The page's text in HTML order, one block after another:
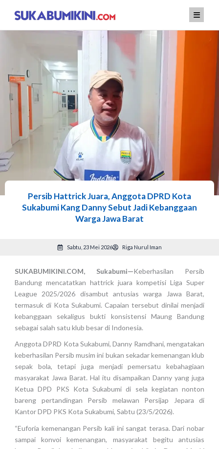
konten
Persib Hattrick Juara, Anggota DPRD Kota
Sukabumi Kang Danny Sebut Jadi Kebanggaan
Warga Jawa Barat
Sabtu, 23 Mei 2026 Riga Nurul Iman
SUKABUMIKINI.COM, Sukabumi—Keberhasilan Persib
Bandung mencatatkan hattrick juara kompetisi Liga Super
League 2025/2026 disambut antusias warga Jawa Barat,
termasuk di Kota Sukabumi. Capaian tersebut dinilai menjadi
kebanggaan sekaligus bukti konsistensi Maung Bandung
sebagai salah satu klub besar di Indonesia.
Anggota DPRD Kota Sukabumi, Danny Ramdhani, mengatakan
keberhasilan Persib musim ini bukan sekadar kemenangan klub
sepak bola, tetapi juga menjadi pemersatu kebahagiaan
masyarakat Jawa Barat. Hal itu disampaikan Danny yang juga
Ketua DPD PKS Kota Sukabumi di sela kegiatan nonton
bareng pertandingan Persib melawan Persijap Jepara di
Kantor DPD PKS Kota Sukabumi, Sabtu (23/5/2026).
“Euforia kemenangan Persib kali ini sangat terasa. Dari nobar
sampai konvoi kemenangan, masyarakat begitu antusias